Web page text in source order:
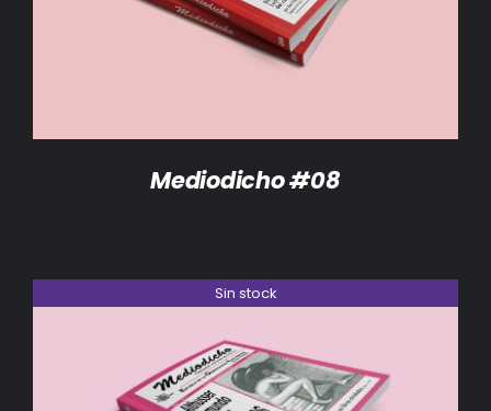
Mediodicho #08
Sin stock